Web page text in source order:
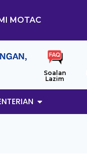
MOTAC
Soalan
Lazim